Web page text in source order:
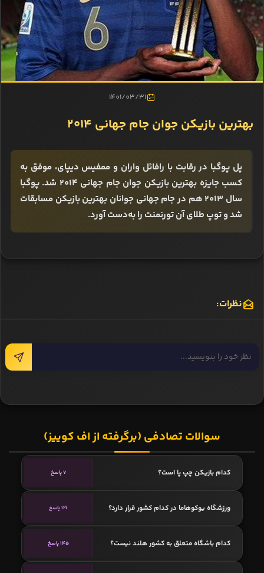
1401/03/31
بهترین بازیکن جوان جام جهانی ۲۰۱۴
پل پوگبا در رقابت با رافائل واران و ممفیس دیپای، موفق به
کسب جایزه بهترین بازیکن جوان جام جهانی ۲۰۱۴ شد. پوگبا
سال ۲۰۱۳ هم در جام جهانی جوانان بهترین بازیکن مسابقات
شد و توپ طلای آن تورنمنت را به‌دست آورد.
نظرات:
سوالات تصادفی (برگرفته از اف کوییز)
کدام بازیکن چپ پا است؟ 7 پاسخ
ورزشگاه یوکوهاما در کدام کشور قرار دارد؟ 121 پاسخ
کدام باشگاه متعلق به کشور هلند نیست؟ 145 پاسخ